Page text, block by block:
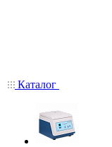
Каталог